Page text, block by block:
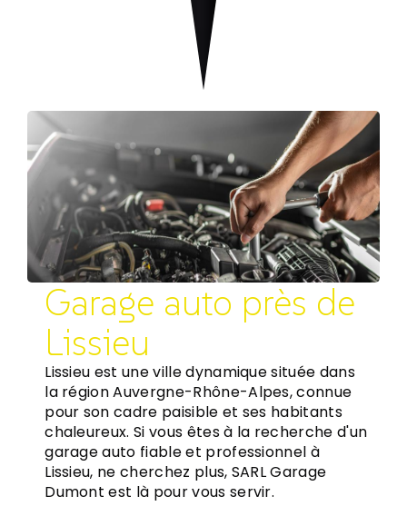
Garage auto près de
Lissieu
Lissieu est une ville dynamique située dans
la région Auvergne-Rhône-Alpes, connue
pour son cadre paisible et ses habitants
chaleureux. Si vous êtes à la recherche d'un
garage auto fiable et professionnel à
Lissieu, ne cherchez plus, SARL Garage
Dumont est là pour vous servir.